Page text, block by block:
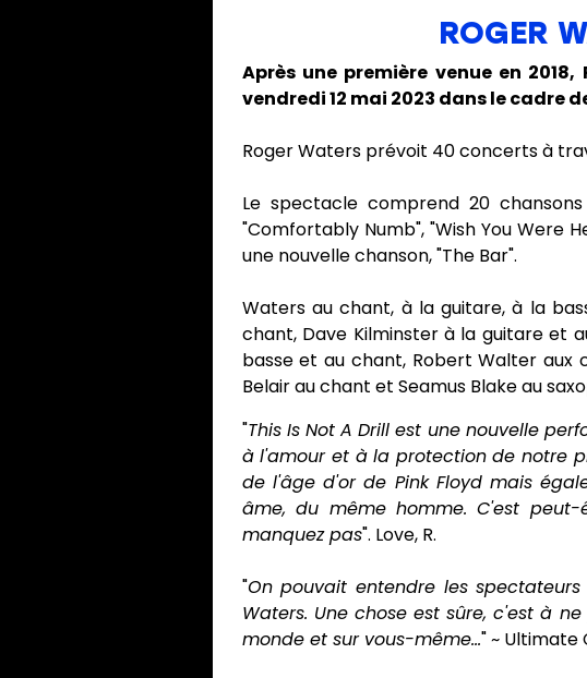
ROGER
Après une première venue en
vendredi 12 mai 2023 dans le cadre
Roger Waters prévoit 40 concerts à
Le spectacle comprend 20
"Comfortably Numb", "Wish You Were
une nouvelle chanson, "The Bar".
Waters au chant, à la guitare, à la
chant, Dave Kilminster à la guitare et
basse et au chant, Robert Walter aux
Belair au chant et Seamus Blake au
"This Is Not A Drill est une nouvelle
à l'amour et à la protection de notre
de l'âge d'or de Pink Floyd mais
âme, du même homme. C'est
manquez pas". Love, R.
"On pouvait entendre les
Waters. Une chose est sûre, c'est à
monde et sur vous-même..." ~ Ultimate